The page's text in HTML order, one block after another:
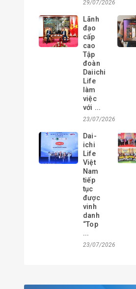
29/07/2026
Lãnh
đạo
cấp
cao
Tập
đoàn
Daiichi
Life
làm
việc
với ...
23/07/2026
Dai-
ichi
Life
Việt
Nam
tiếp
tục
được
vinh
danh
“Top
...
23/07/2026